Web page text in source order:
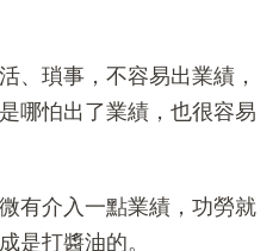
、瑣事，不容易出業績，
哪怕出了業績，也很容易
有介入一點業績，功勞就
是打醬油的。